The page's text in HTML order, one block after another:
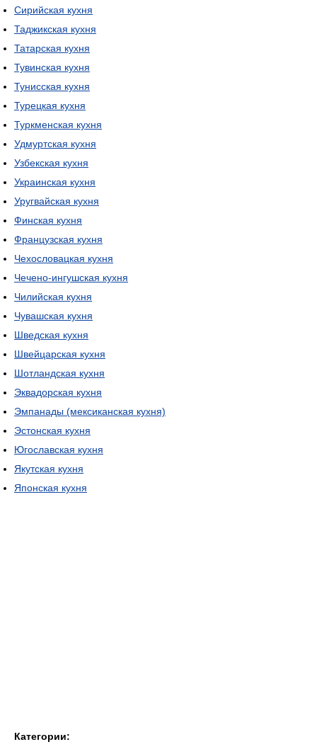
Сирийская кухня
Таджикская кухня
Татарская кухня
Тувинская кухня
Тунисская кухня
Турецкая кухня
Туркменская кухня
Удмуртская кухня
Узбекская кухня
Украинская кухня
Уругвайская кухня
Финская кухня
Французская кухня
Чехословацкая кухня
Чечено-ингушская кухня
Чилийская кухня
Чувашская кухня
Шведская кухня
Швейцарская кухня
Шотландская кухня
Эквадорская кухня
Эмпанады (мексиканская кухня)
Эстонская кухня
Югославская кухня
Якутская кухня
Японская кухня
Категории: